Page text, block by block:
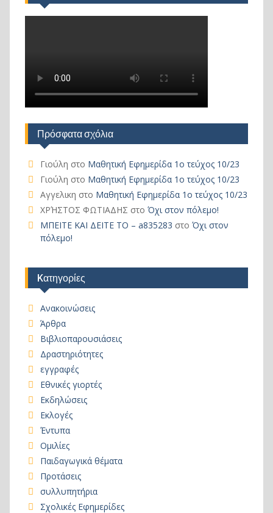
Πρόσφατα σχόλια
Γιούλη στο Μαθητική Εφημερίδα 1ο τεύχος 10/23
Γιούλη στο Μαθητική Εφημερίδα 1ο τεύχος 10/23
Αγγελικη στο Μαθητική Εφημερίδα 1ο τεύχος 10/23
ΧΡΉΣΤΟΣ ΦΩΤΙΑΔΗΣ στο Όχι στον πόλεμο!
ΜΠΕΙΤΕ ΚΑΙ ΔΕΙΤΕ ΤΟ – a835283 στο Όχι στον
πόλεμο!
Kατηγορίες
Ανακοινώσεις
Άρθρα
Βιβλιοπαρουσιάσεις
Δραστηριότητες
εγγραφές
Εθνικές γιορτές
Εκδηλώσεις
Εκλογές
Έντυπα
Ομιλίες
Παιδαγωγικά θέματα
Προτάσεις
συλλυπητήρια
Σχολικές Εφημερίδες